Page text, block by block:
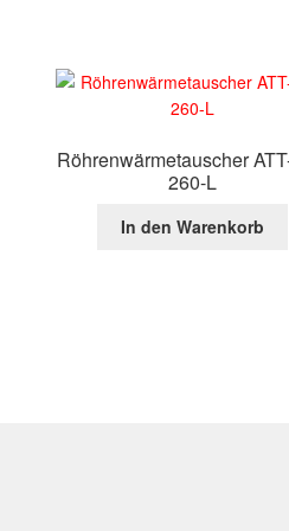
Röhrenwärmetauscher
260-L
In den Warenkorb